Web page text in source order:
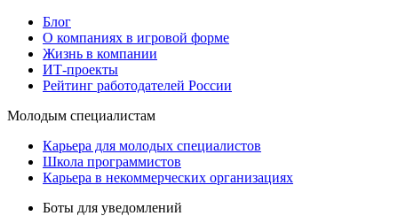
Блог
О компаниях в игровой форме
Жизнь в компании
ИТ-проекты
Рейтинг работодателей России
Молодым специалистам
Карьера для молодых специалистов
Школа программистов
Карьера в некоммерческих организациях
Боты для уведомлений